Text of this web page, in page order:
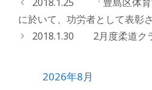
ゴ
リ
ー
に於いて、功労者として表彰
2018.1.30 2月度柔道ク
2026年8月